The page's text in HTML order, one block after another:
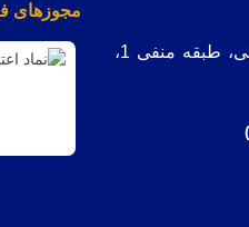
میدان فردوسی، مجتمع تجارت جهانی، طبقه منفی 1،
مجوزهای